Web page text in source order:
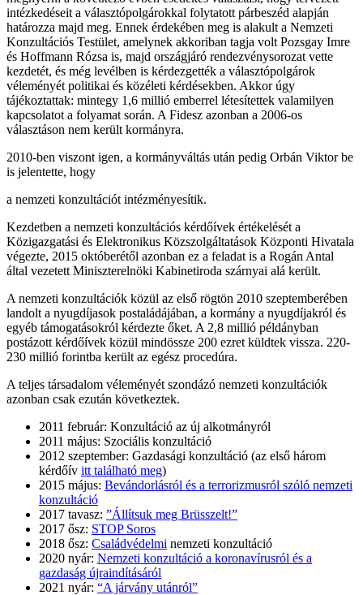
intézkedéseit a választópolgárokkal folytatott párbeszéd alapján
határozza majd meg. Ennek érdekében meg is alakult a Nemzeti
Konzultációs Testület, amelynek akkoriban tagja volt Pozsgay Imre
és Hoffmann Rózsa is, majd országjáró rendezvénysorozat vette
kezdetét, és még levélben is kérdezgették a választópolgárok
véleményét politikai és közéleti kérdésekben. Akkor úgy
tájékoztattak: mintegy 1,6 millió emberrel létesítettek valamilyen
kapcsolatot a folyamat során. A Fidesz azonban a 2006-os
választáson nem került kormányra.
2010-ben viszont igen, a kormányváltás után pedig Orbán Viktor be
is jelentette, hogy
a nemzeti konzultációt intézményesítik.
Kezdetben a nemzeti konzultációs kérdőívek értékelését a
Közigazgatási és Elektronikus Közszolgáltatások Központi Hivatala
végezte, 2015 októberétől azonban ez a feladat is a Rogán Antal
által vezetett Miniszterelnöki Kabinetiroda szárnyai alá került.
A nemzeti konzultációk közül az első rögtön 2010 szeptemberében
landolt a nyugdíjasok postaládájában, a kormány a nyugdíjakról és
egyéb támogatásokról kérdezte őket. A 2,8 millió példányban
postázott kérdőívek közül mindössze 200 ezret küldtek vissza. 220-
230 millió forintba került az egész procedúra.
A teljes társadalom véleményét szondázó nemzeti konzultációk
azonban csak ezután következtek.
2011 február: Konzultáció az új alkotmányról
2011 május: Szociális konzultáció
2012 szeptember: Gazdasági konzultáció (az első három
kérdőív itt található meg)
2015 május: Bevándorlásról és a terrorizmusról szóló nemzeti
konzultáció
2017 tavasz: ”Állítsuk meg Brüsszelt!”
2017 ősz: STOP Soros
2018 ősz: Családvédelmi nemzeti konzultáció
2020 nyár: Nemzeti konzultáció a koronavírusról és a
gazdaság újraindításáról
2021 nyár: “A járvány utánról”